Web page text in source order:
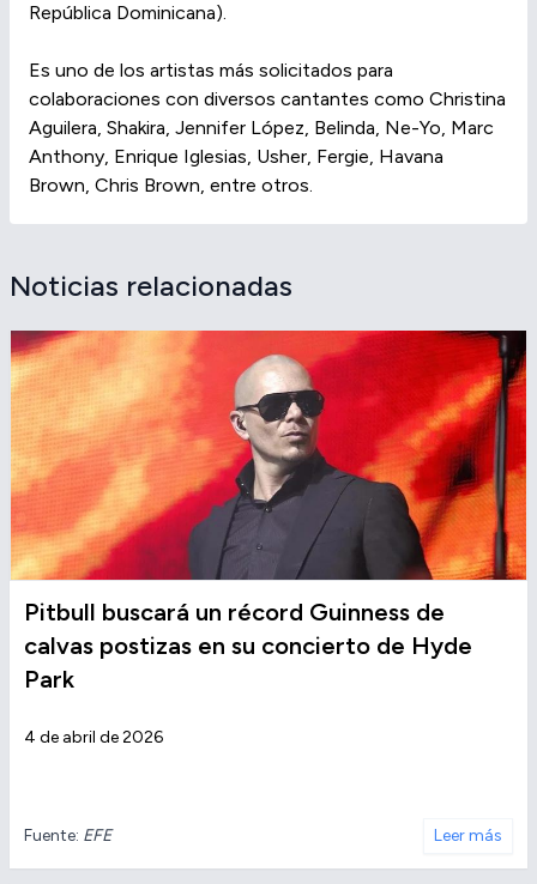
República Dominicana).
Es uno de los artistas más solicitados para
colaboraciones con diversos cantantes como Christina
Aguilera, Shakira, Jennifer López, Belinda, Ne-Yo, Marc
Anthony, Enrique Iglesias, Usher, Fergie, Havana
Brown, Chris Brown, entre otros.
Noticias relacionadas
Pitbull buscará un récord Guinness de
calvas postizas en su concierto de Hyde
Park
4 de abril de 2026
Fuente: EFE Leer más